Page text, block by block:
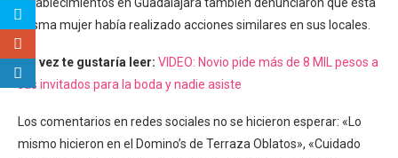
establecimientos en Guadalajara también denunciaron que esta
misma mujer había realizado acciones similares en sus locales.
Tal vez te gustaría leer: VIDEO: Novio pide más de 8 MIL pesos a
sus invitados para la boda y nadie asiste
Los comentarios en redes sociales no se hicieron esperar: «Lo
mismo hicieron en el Domino’s de Terraza Oblatos», «Cuidado